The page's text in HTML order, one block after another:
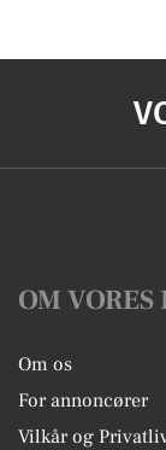
OM
Om os
For annoncører
Vilkår og